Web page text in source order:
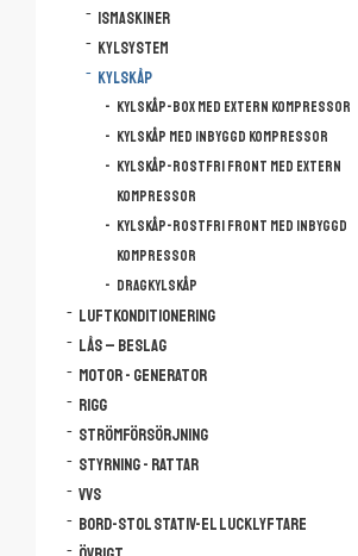
Ismaskiner
Kylsystem
Kylskåp
Kylskåp-Box med extern kompressor
Kylskåp med inbyggd kompressor
Kylskåp-rostfri front med extern
kompressor
Kylskåp-rostfri front med inbyggd
kompressor
Dragkylskåp
Luftkonditionering
Lås – Beslag
Motor - Generator
Rigg
Strömförsörjning
Styrning - Rattar
VVS
Bord-Stol Stativ-El lucklyftare